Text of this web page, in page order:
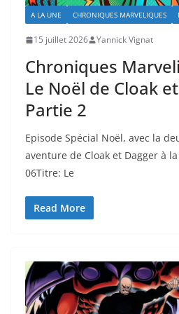
A LA UNE CHRONIQUES MARVELIQUES
15 juillet 2026 Yannick Vignat
Chroniques
Le Noël de Cloak
Partie 2
Episode Spécial Noël, avec la
aventure de Cloak et Dagger à
06Titre: Le
Read More